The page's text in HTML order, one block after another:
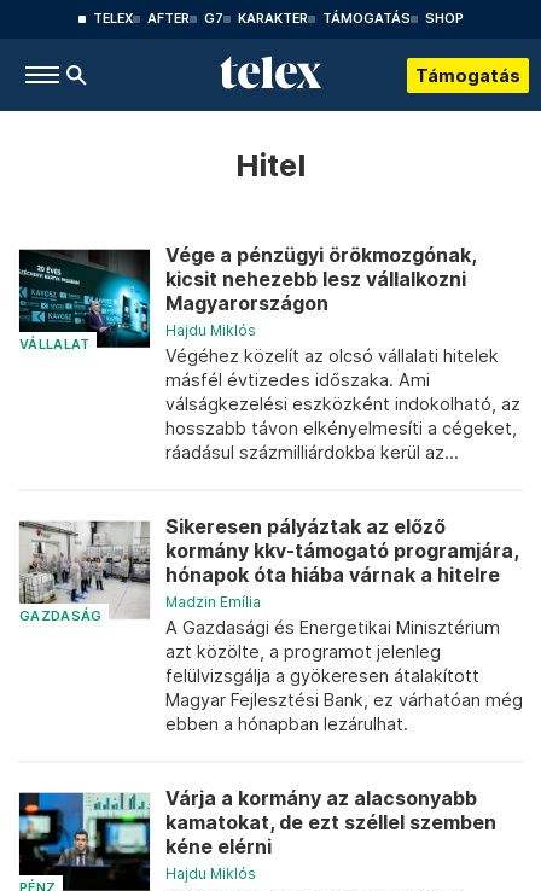
TELEX AFTER G7 KARAKTER TÁMOGATÁS SHOP
Támogatás
Hitel
VÁLLALAT
Vége a pénzügyi örökmozgónak,
kicsit nehezebb lesz vállalkozni
Magyarországon
Hajdu Miklós
Végéhez közelít az olcsó vállalati hitelek
másfél évtizedes időszaka. Ami
válságkezelési eszközként indokolható, az
hosszabb távon elkényelmesíti a cégeket,
ráadásul százmilliárdokba kerül az...
GAZDASÁG
Sikeresen pályáztak az előző
kormány kkv-támogató programjára,
hónapok óta hiába várnak a hitelre
Madzin Emília
A Gazdasági és Energetikai Minisztérium
azt közölte, a programot jelenleg
felülvizsgálja a gyökeresen átalakított
Magyar Fejlesztési Bank, ez várhatóan még
ebben a hónapban lezárulhat.
PÉNZ
Várja a kormány az alacsonyabb
kamatokat, de ezt széllel szemben
kéne elérni
Hajdu Miklós